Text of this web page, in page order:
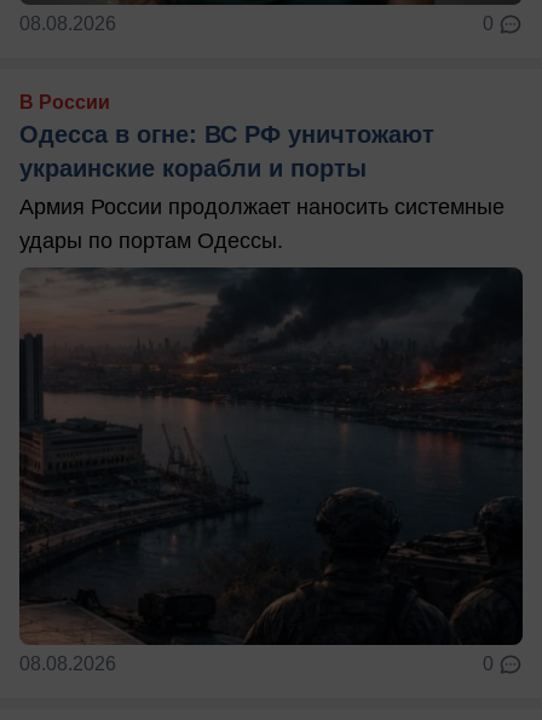
08.08.2026 0
В России
Одесса в огне: ВС РФ уничтожают
украинские корабли и порты
Армия России продолжает наносить системные
удары по портам Одессы.
08.08.2026 0